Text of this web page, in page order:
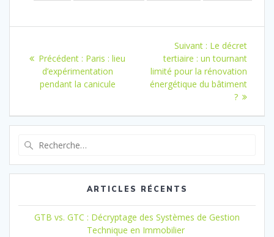
de
l’article
Précédent : Article
précédent
:
Paris : lieu
d’expérimentation
pendant la canicule
Suivant : Article
suivant
:
Le décret
tertiaire : un tournant
limité pour la rénovation
énergétique du bâtiment
?
:
ARTICLES RÉCENTS
GTB vs. GTC : Décryptage des Systèmes de Gestion
Technique en Immobilier